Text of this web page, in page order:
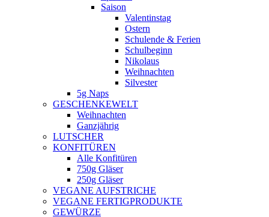
Saison
Valentinstag
Ostern
Schulende & Ferien
Schulbeginn
Nikolaus
Weihnachten
Silvester
5g Naps
GESCHENKEWELT
Weihnachten
Ganzjährig
LUTSCHER
KONFITÜREN
Alle Konfitüren
750g Gläser
250g Gläser
VEGANE AUFSTRICHE
VEGANE FERTIGPRODUKTE
GEWÜRZE